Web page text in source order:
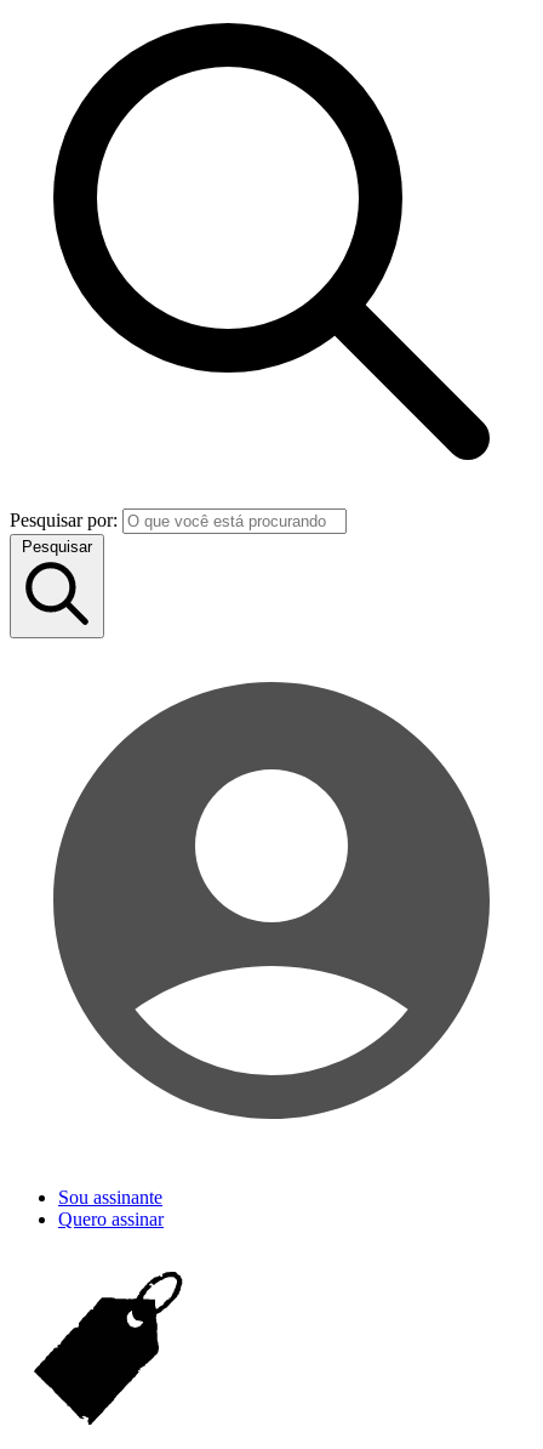
Pesquisar por:
Pesquisar
Sou assinante
Quero assinar